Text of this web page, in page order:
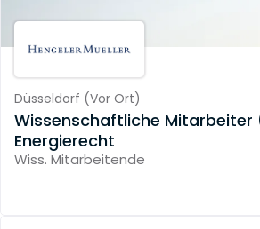
Düsseldorf (Vor Ort)
Wissenschaftliche
Energierecht
Wiss. Mitarbeitende